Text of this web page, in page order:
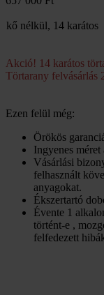
kő nélkül, 14 karátos
Akció! 14 karátos
Törtarany felvásárlás
Ezen felül még:
Örökös
Ingyenes méret
Vásárlási
felhasznált
anyagokat.
Ékszertartó
Évente 1
történt-e ,
felfedezett